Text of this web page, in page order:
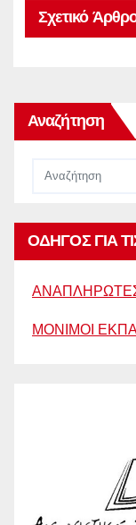
Σχετικό
Αναζήτηση
ΟΔΗΓΟΣ ΓΙΑ
ΑΝΑΠΛΗΡΩΤΕΣ
ΜΟΝΙΜΟΙ